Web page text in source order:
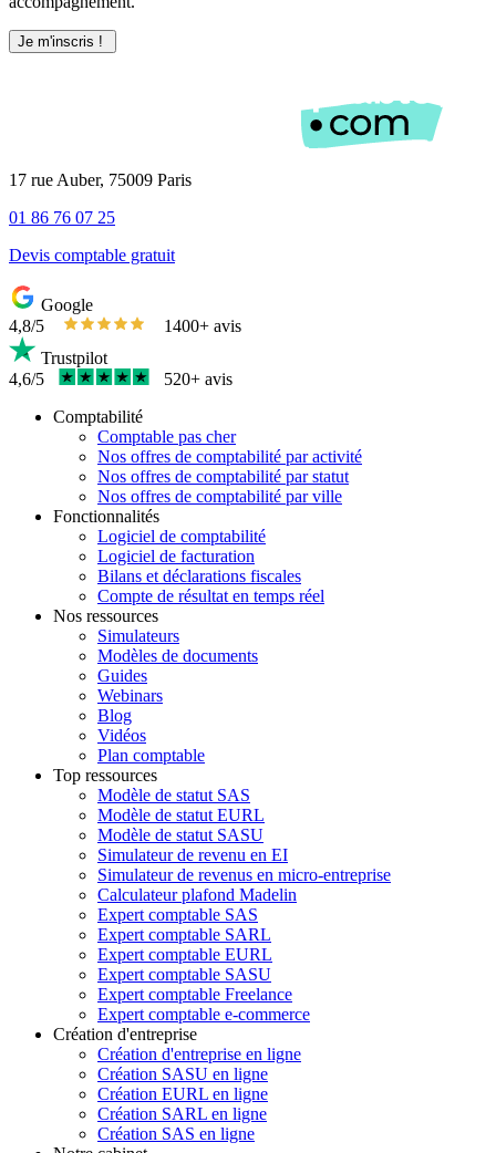
17 rue Auber, 75009 Paris
01 86 76 07 25
Devis comptable gratuit
Google
4,8/5
1400+ avis
Trustpilot
4,6/5
520+ avis
Comptabilité
Comptable pas cher
Nos offres de comptabilité par activité
Nos offres de comptabilité par statut
Nos offres de comptabilité par ville
Fonctionnalités
Logiciel de comptabilité
Logiciel de facturation
Bilans et déclarations fiscales
Compte de résultat en temps réel
Nos ressources
Simulateurs
Modèles de documents
Guides
Webinars
Blog
Vidéos
Plan comptable
Top ressources
Modèle de statut SAS
Modèle de statut EURL
Modèle de statut SASU
Simulateur de revenu en EI
Simulateur de revenus en micro-entreprise
Calculateur plafond Madelin
Expert comptable SAS
Expert comptable SARL
Expert comptable EURL
Expert comptable SASU
Expert comptable Freelance
Expert comptable e-commerce
Création d'entreprise
Création d'entreprise en ligne
Création SASU en ligne
Création EURL en ligne
Création SARL en ligne
Création SAS en ligne